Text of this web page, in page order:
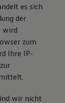
es sich
der
wird
zum
Ihre IP-
wir nicht